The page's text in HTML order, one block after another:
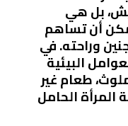
بل هي
أن تساهم
وراحته. في
البيئية
طعام غير
الحامل